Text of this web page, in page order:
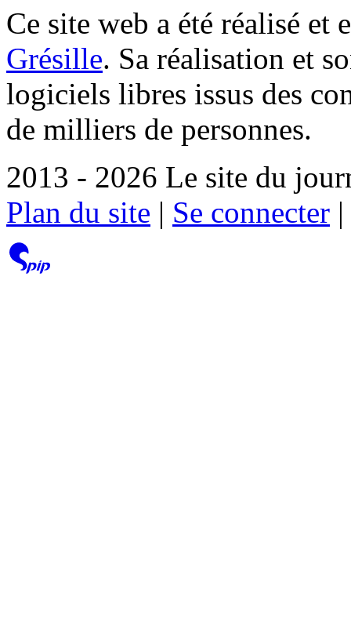
Ce site web a été réalisé et
Grésille. Sa réalisation et
logiciels libres issus des
de milliers de personnes.
2013 - 2026 Le site du
Plan du site | Se connecter |